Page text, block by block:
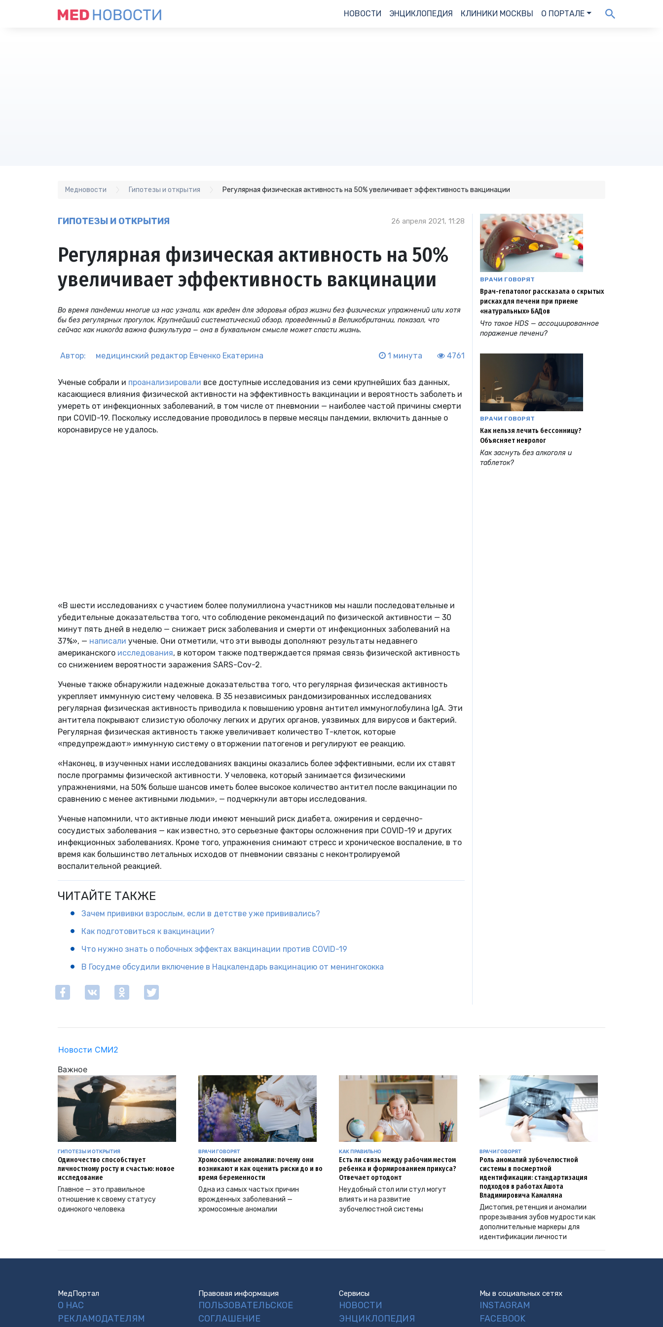
НОВОСТИ ЭНЦИКЛОПЕДИЯ КЛИНИКИ МОСКВЫ О ПОРТАЛЕ
Медновости Гипотезы и открытия Регулярная физическая активность на 50% увеличивает эффективность вакцинации
ГИПОТЕЗЫ И ОТКРЫТИЯ 26 апреля 2021, 11:28
Регулярная физическая активность на 50%
увеличивает эффективность вакцинации
Во время пандемии многие из нас узнали, как вреден для здоровья образ жизни без физических упражнений или хотя
бы без регулярных прогулок. Крупнейший систематический обзор, проведенный в Великобритании, показал, что
сейчас как никогда важна физкультура — она в буквальном смысле может спасти жизнь.
Автор: медицинский редактор Евченко Екатерина 1 минута 4761
Ученые собрали и проанализировали все доступные исследования из семи крупнейших баз данных,
касающиеся влияния физической активности на эффективность вакцинации и вероятность заболеть и
умереть от инфекционных заболеваний, в том числе от пневмонии — наиболее частой причины смерти
при COVID-19. Поскольку исследование проводилось в первые месяцы пандемии, включить данные о
коронавирусе не удалось.
«В шести исследованиях с участием более полумиллиона участников мы нашли последовательные и
убедительные доказательства того, что соблюдение рекомендаций по физической активности — 30
минут пять дней в неделю — снижает риск заболевания и смерти от инфекционных заболеваний на
37%», — написали ученые. Они отметили, что эти выводы дополняют результаты недавнего
американского исследования, в котором также подтверждается прямая связь физической активность
со снижением вероятности заражения SARS-Cov-2.
Ученые также обнаружили надежные доказательства того, что регулярная физическая активность
укрепляет иммунную систему человека. В 35 независимых рандомизированных исследованиях
регулярная физическая активность приводила к повышению уровня антител иммуноглобулина IgA. Эти
антитела покрывают слизистую оболочку легких и других органов, уязвимых для вирусов и бактерий.
Регулярная физическая активность также увеличивает количество Т-клеток, которые
«предупреждают» иммунную систему о вторжении патогенов и регулируют ее реакцию.
«Наконец, в изученных нами исследованиях вакцины оказались более эффективными, если их ставят
после программы физической активности. У человека, который занимается физическими
упражнениями, на 50% больше шансов иметь более высокое количество антител после вакцинации по
сравнению с менее активными людьми», — подчеркнули авторы исследования.
Ученые напомнили, что активные люди имеют меньший риск диабета, ожирения и сердечно-
сосудистых заболевания — как известно, это серьезные факторы осложнения при COVID-19 и других
инфекционных заболеваниях. Кроме того, упражнения снимают стресс и хроническое воспаление, в то
время как большинство летальных исходов от пневмонии связаны с неконтролируемой
воспалительной реакцией.
ЧИТАЙТЕ ТАКЖЕ
Зачем прививки взрослым, если в детстве уже прививались?
Как подготовиться к вакцинации?
Что нужно знать о побочных эффектах вакцинации против COVID-19
В Госудме обсудили включение в Нацкалендарь вакцинацию от менингококка
ВРАЧИ ГОВОРЯТ
Врач-гепатолог рассказала о скрытых
рисках для печени при приеме
«натуральных» БАДов
Что такое HDS — ассоциированное
поражение печени?
ВРАЧИ ГОВОРЯТ
Как нельзя лечить бессонницу?
Объясняет невролог
Как заснуть без алкоголя и
таблеток?
Новости СМИ2
Важное
ГИПОТЕЗЫ И ОТКРЫТИЯ
Одиночество способствует
личностному росту и счастью: новое
исследование
Главное — это правильное
отношение к своему статусу
одинокого человека
ВРАЧИ ГОВОРЯТ
Хромосомные аномалии: почему они
возникают и как оценить риски до и во
время беременности
Одна из самых частых причин
врожденных заболеваний —
хромосомные аномалии
КАК ПРАВИЛЬНО
Есть ли связь между рабочим местом
ребенка и формированием прикуса?
Отвечает ортодонт
Неудобный стол или стул могут
влиять и на развитие
зубочелюстной системы
ВРАЧИ ГОВОРЯТ
Роль аномалий зубочелюстной
системы в посмертной
идентификации: стандартизация
подходов в работах Ашота
Владимировича Камаляна
Дистопия, ретенция и аномалии
прорезывания зубов мудрости как
дополнительные маркеры для
идентификации личности
МедПортал
О НАС
РЕКЛАМОДАТЕЛЯМ
Правовая информация
ПОЛЬЗОВАТЕЛЬСКОЕ
СОГЛАШЕНИЕ
Сервисы
НОВОСТИ
ЭНЦИКЛОПЕДИЯ
Мы в социальных сетях
INSTAGRAM
FACEBOOK